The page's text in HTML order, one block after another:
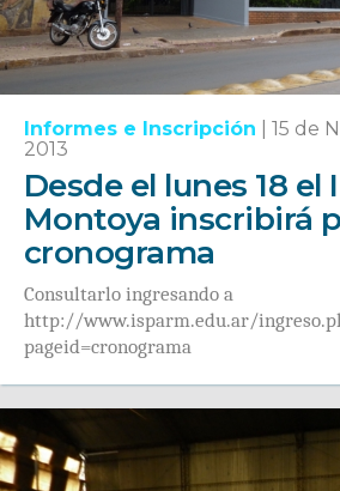
Informes e Inscripción
15 de
2013
Desde el lunes 18
Montoya inscribirá
cronograma
Consultarlo ingresando a
http://www.isparm.edu.ar/
pageid=cronograma